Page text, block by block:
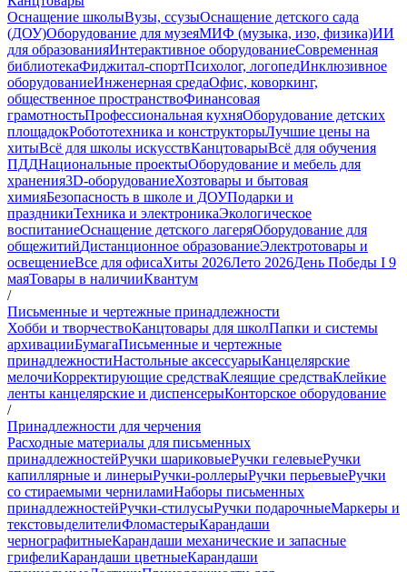
Оснащение школыВузы, ссузыОснащение детского сада
(ДОУ)Оборудование для музеяМИФ (музыка, изо, физика)ИИ
для образованияИнтерактивное оборудованиеСовременная
библиотекаФиджитал-спортПсихолог, логопедИнклюзивное
оборудованиеИнженерная средаОфис, коворкинг,
общественное пространствоФинансовая
грамотностьПрофессиональная кухняОборудование детских
площадокРобототехника и конструкторыЛучшие цены на
хитыВсё для школы искусствКанцтоварыВсё для обучения
ПДДНациональные проектыОборудование и мебель для
хранения3D-оборудованиеХозтовары и бытовая
химияБезопасность в школе и ДОУПодарки и
праздникиТехника и электроникаЭкологическое
воспитаниеОснащение детского лагеряОборудование для
общежитийДистанционное образованиеЭлектротовары и
освещениеВсе для офисаХиты 2026Лето 2026День Победы I 9
маяТовары в наличииКвантум
/
Письменные и чертежные принадлежности
Хобби и творчествоКанцтовары для школПапки и системы
архивацииБумагаПисьменные и чертежные
принадлежностиНастольные аксессуарыКанцелярские
мелочиКорректирующие средстваКлеящие средстваКлейкие
ленты канцелярские и диспенсерыКонторское оборудование
/
Принадлежности для черчения
Расходные материалы для письменных
принадлежностейРучки шариковыеРучки гелевыеРучки
капиллярные и линерыРучки-роллерыРучки перьевыеРучки
со стираемыми черниламиНаборы письменных
принадлежностейРучки-стилусыРучки подарочныеМаркеры и
текстовыделителиФломастерыКарандаши
чернографитныеКарандаши механические и запасные
грифелиКарандаши цветныеКарандаши